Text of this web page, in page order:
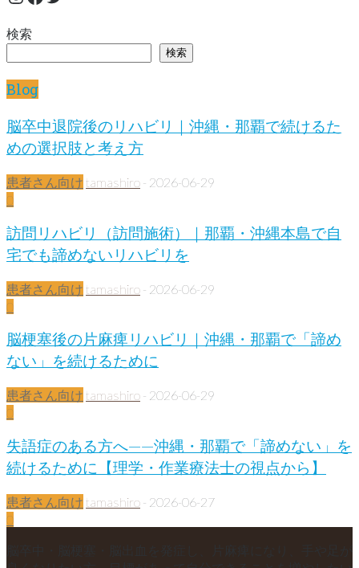
検索
検索
Blog
脳卒中退院後のリハビリ｜沖縄・那覇で続けるた
めの選択肢と考え方
患者さん向け tamashiro - 2026-06-29
0
訪問リハビリ（訪問施術）｜那覇・沖縄本島で自
宅でも諦めないリハビリを
患者さん向け tamashiro - 2026-06-29
0
脳梗塞後の片麻痺リハビリ｜沖縄・那覇で「諦め
ない」を続けるために
患者さん向け tamashiro - 2026-06-29
0
失語症のある方へ——沖縄・那覇で「諦めない」を
続けるために【理学・作業療法士の視点から】
患者さん向け tamashiro - 2026-06-27
0